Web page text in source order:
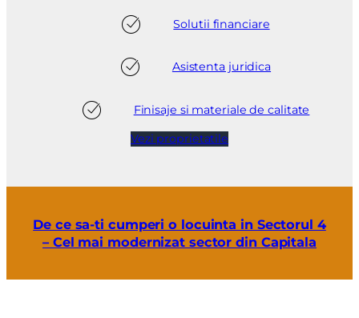
Solutii financiare
Asistenta juridica
Finisaje si materiale de calitate
Vezi proprietatile
De ce sa-ti cumperi o locuinta in Sectorul 4
– Cel mai modernizat sector din Capitala